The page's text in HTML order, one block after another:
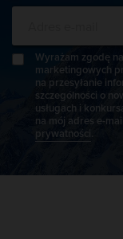
Wyrażam zgodę
marketingowych
na przesyłanie
szczególności o
usługach i
na mój adres e-
prywatności.